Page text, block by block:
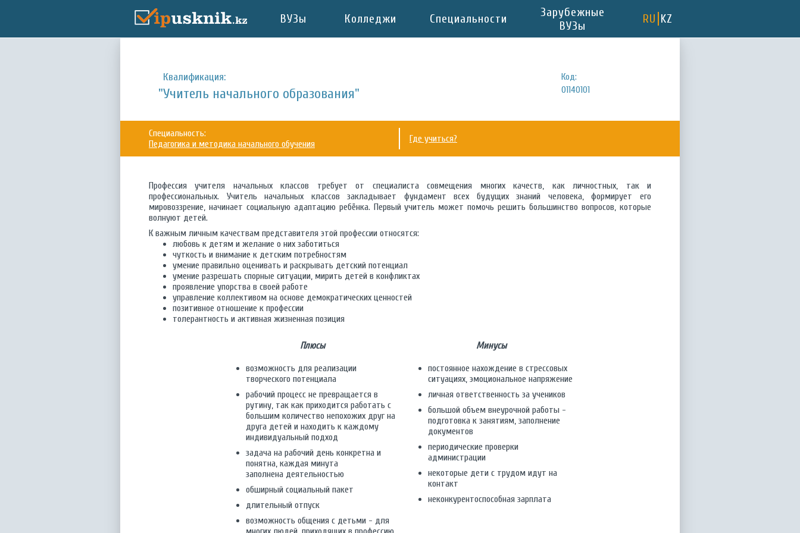
ВУЗы Колледжи Специальности
Зарубежные
ВУЗы
RU KZ
Квалификация:
"Учитель начального образования"
Код:
01140101
Специальность:
Педагогика и методика начального обучения
Где учиться?
Профессия учителя начальных классов требует от специалиста совмещения многих качеств, как личностных, так и
профессиональных. Учитель начальных классов закладывает фундамент всех будущих знаний человека, формирует его
мировоззрение, начинает социальную адаптацию ребёнка. Первый учитель может помочь решить большинство вопросов, которые
волнуют детей.
К важным личным качествам представителя этой профессии относятся:
любовь к детям и желание о них заботиться
чуткость и внимание к детским потребностям
умение правильно оценивать и раскрывать детский потенциал
умение разрешать спорные ситуации, мирить детей в конфликтах
проявление упорства в своей работе
управление коллективом на основе демократических ценностей
позитивное отношение к профессии
толерантность и активная жизненная позиция
Плюсы Минусы
возможность для реализации
творческого потенциала
рабочий процесс не превращается в
рутину, так как приходится работать с
большим количество непохожих друг на
друга детей и находить к каждому
индивидуальный подход
задача на рабочий день конкретна и
понятна, каждая минута
заполнена деятельностью
обширный социальный пакет
длительный отпуск
возможность общения с детьми - для
постоянное нахождение в стрессовых
ситуациях, эмоциональное напряжение
личная ответственность за учеников
большой объем внеурочной работы -
подготовка к занятиям, заполнение
документов
периодические проверки
администрации
некоторые дети с трудом идут на
контакт
неконкурентоспособная зарплата